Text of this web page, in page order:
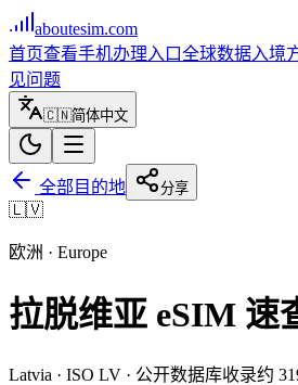
aboutesim.com
首页查看手机办理入口全球数据入境
见问题
🇨🇳简体中文
全部目的地 分享
🇱🇻
欧洲 · Europe
拉脱维亚 eSIM 速
Latvia · ISO LV · 公开数据库收录约